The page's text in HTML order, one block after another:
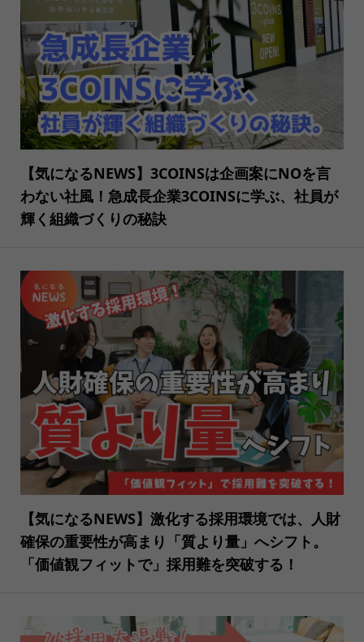
【気になるNEWS】3COINSは企画案にNOを言
わない社風！急成長企業3COINSに学ぶ、社員が
輝く組織づくりの秘訣
【気になるNEWS】激化する採用環境では、人財
確保の重要性が高まり「質より量」へシフト。
「価値観フィットで」採用難を突破する！